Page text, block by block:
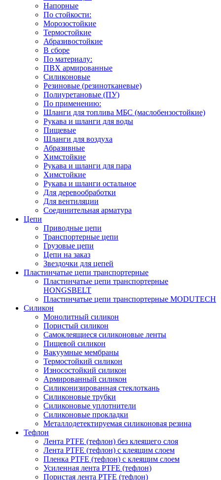
Напорные
По стойкости:
Морозостойкие
Термостойкие
Абразивостойкие
В сборе
По материалу:
ПВХ армированные
Силиконовые
Резиновые (резинотканевые)
Полиуретановые (ПУ)
По применению:
Шланги для топлива МБС (маслобензостойкие)
Рукава и шланги для воды
Пищевые
Шланги для воздуха
Абразивные
Химстойкие
Рукава и шланги для пара
Химстойкие
Рукава и шланги остальное
Для деревообработки
Для вентиляции
Соединительная арматура
Цепи
Приводные цепи
Транспортерные цепи
Грузовые цепи
Цепи на заказ
Звездочки для цепей
Пластинчатые цепи транспортерные
Пластинчатые цепи транспортерные
HONGSBELT
Пластинчатые цепи транспортерные MODUTECH
Силикон
Монолитный силикон
Пористый силикон
Самоклеящиеся силиконовые ленты
Пищевой силикон
Вакуумные мембраны
Термостойкий силикон
Износостойкий силикон
Армированный силикон
Силиконизированная стеклоткань
Силиконовые трубки
Силиконовые уплотнители
Силиконовые прокладки
Металлодетектируемая силиконовая резина
Тефлон
Лента PTFE (тефлон) без клеящего слоя
Лента PTFE (тефлон) с клеящим слоем
Пленка PTFE (тефлон) с клеящим слоем
Усиленная лента PTFE (тефлон)
Пористая лента PTFE (тефлон)